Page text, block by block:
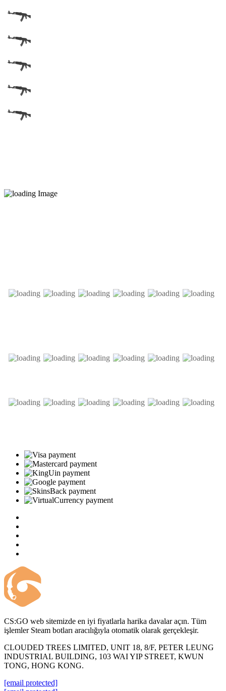
CS:GO web sitemizde en iyi fiyatlarla harika davalar açın. Tüm
işlemler Steam botları aracılığıyla otomatik olarak gerçekleşir.
CLOUDED TREES LIMITED, UNIT 18, 8/F, PETER LEUNG
INDUSTRIAL BUILDING, 103 WAI YIP STREET, KWUN
TONG, HONG KONG.
[email protected]